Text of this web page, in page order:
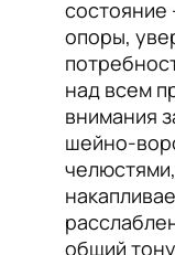
состояние
опоры,
над всем
внимания
шейно-
общий